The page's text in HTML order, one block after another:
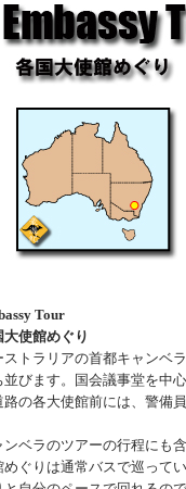
Tour
大使館めぐり
ストラリアの首都キャンベ
並びます。国会議事堂を中
路の各大使館前には、警備
ンベラのツアーの行程にも
めぐりは通常バスで巡って